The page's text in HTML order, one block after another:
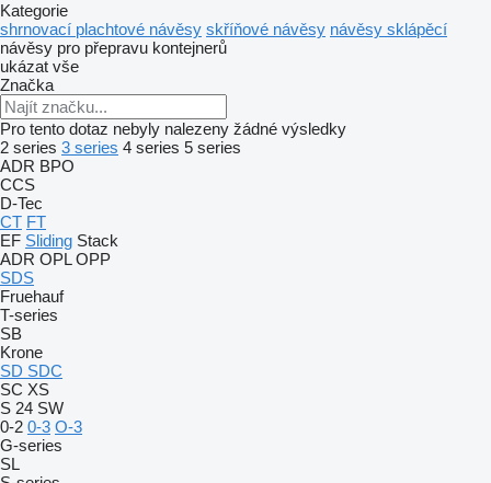
Kategorie
shrnovací plachtové návěsy skříňové návěsy návěsy sklápěcí
návěsy pro přepravu kontejnerů
ukázat vše
Značka
Pro tento dotaz nebyly nalezeny žádné výsledky
2 series 3 series 4 series 5 series
ADR BPO
CCS
D-Tec
CT FT
EF Sliding Stack
ADR OPL OPP
SDS
Fruehauf
T-series
SB
Krone
SD SDC
SC XS
S 24 SW
0-2 0-3 O-3
G-series
SL